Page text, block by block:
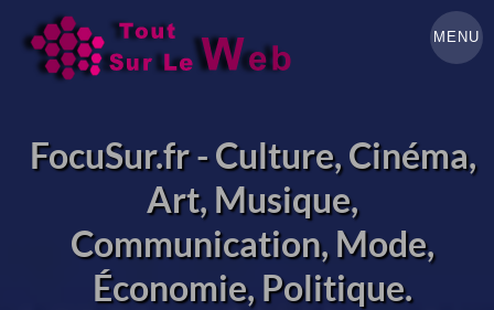
MENU
FocuSur.fr - Culture, Cinéma,
Art, Musique,
Communication, Mode,
Économie, Politique.